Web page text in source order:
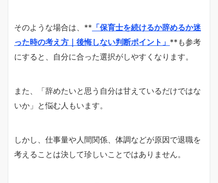
そのような場合は、** 「保育士を続けるか辞めるか迷
った時の考え方｜後悔しない判断ポイント」 **も参考
にすると、自分に合った選択がしやすくなります。
また、「辞めたいと思う自分は甘えているだけではな
いか」と悩む人もいます。
しかし、仕事量や人間関係、体調などが原因で退職を
考えることは決して珍しいことではありません。